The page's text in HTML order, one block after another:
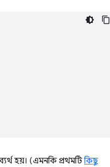
হয়। (এমনকি প্রথমটিকিছু